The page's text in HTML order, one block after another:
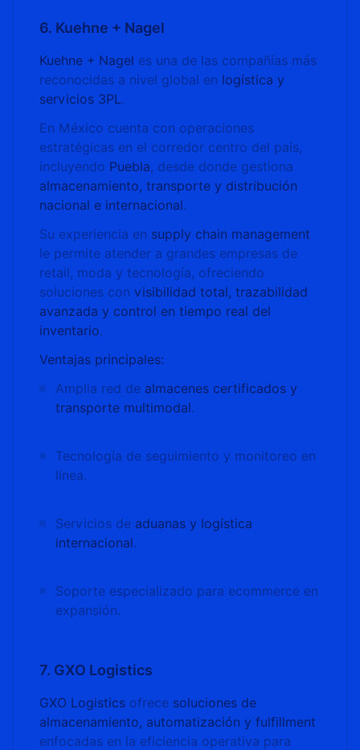
6. Kuehne + Nagel
Kuehne + Nagel es una de las compañías más
reconocidas a nivel global en logística y
servicios 3PL.
En México cuenta con operaciones
estratégicas en el corredor centro del país,
incluyendo Puebla, desde donde gestiona
almacenamiento, transporte y distribución
nacional e internacional.
Su experiencia en supply chain management
le permite atender a grandes empresas de
retail, moda y tecnología, ofreciendo
soluciones con visibilidad total, trazabilidad
avanzada y control en tiempo real del
inventario.
Ventajas principales:
Amplia red de almacenes certificados y
transporte multimodal.
Tecnología de seguimiento y monitoreo en
línea.
Servicios de aduanas y logística
internacional.
Soporte especializado para ecommerce en
expansión.
7. GXO Logistics
GXO Logistics ofrece soluciones de
almacenamiento, automatización y fulfillment
enfocadas en la eficiencia operativa para